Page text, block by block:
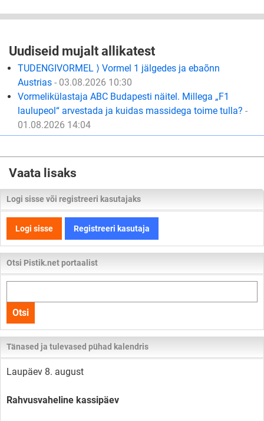
Uudiseid mujalt allikatest
TUDENGIVORMEL ⟩ Vormel 1 jälgedes ja ebaõnn
Austrias - 03.08.2026 10:30
Vormelikülastaja ABC Budapesti näitel. Millega „F1
laulupeol“ arvestada ja kuidas massidega toime tulla? -
01.08.2026 14:04
Vaata lisaks
Logi sisse või registreeri kasutajaks
Logi sisse Registreeri kasutaja
Otsi Pistik.net portaalist
kogu
lehelt
Otsi
Tänased ja tulevased pühad kalendris
Laupäev 8. august
Rahvusvaheline kassipäev